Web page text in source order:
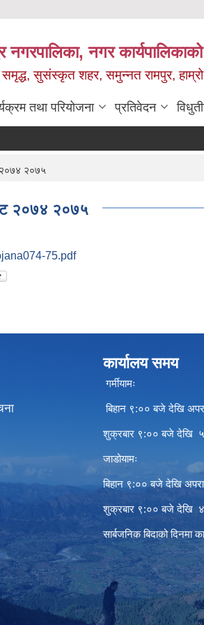
नगरपालिका, नगर
सुसंस्कृत शहर, समुन्नत रामपुर,
तथा परियोजना प्रतिवेदन
२०७५
२०७४ २०७५
75.pdf
कार्यालय समय
गर्मीयामः
बिहान ९:०० बजे देखि
शुक्रबार ९:०० बजे देखि
जाडोयामः
बिहान ९:०० बजे देखि
शुक्रबार ९:०० बजे देखि
सार्बजनिक बिदाको दिनमा